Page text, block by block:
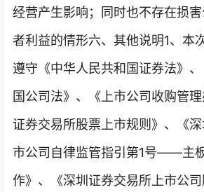
经营产生影响；同时也不存在损
者利益的情形六、其他说明1、本
遵守《中华人民共和国证券法》
国公司法》、《上市公司收购管理
证券交易所股票上市规则》、《
市公司自律监管指引第1号——主
作》、《深圳证券交易所上市公